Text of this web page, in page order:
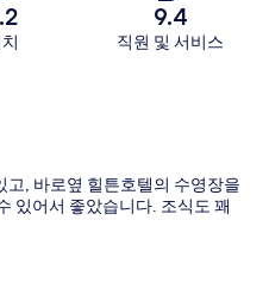
9.4
직원 및 서비스
, 바로옆 힐튼호텔의 수영장을
있어서 좋았습니다. 조식도 꽤